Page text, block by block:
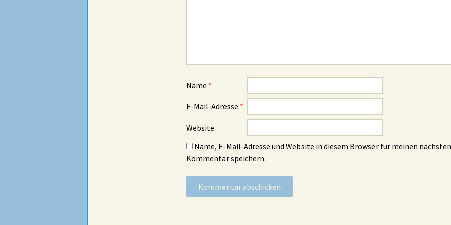
Name *
E-Mail-Adresse *
Website
Name, E-Mail-Adresse und Website in diesem Browser für meinen nächsten
Kommentar speichern.